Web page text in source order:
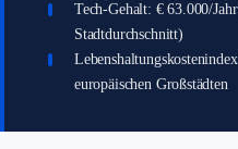
Tech-Gehalt: € 63.000/
Stadtdurchschnitt)
europäischen Großstädten